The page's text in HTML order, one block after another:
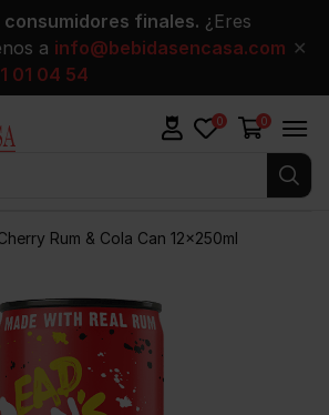
consumidores finales. ¿Eres
a info@bebidasencasa.com
01 04 54
✕
0 0
Rum & Cola Can 12x250ml